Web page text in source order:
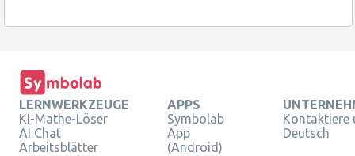
LERNWERKZEUGE
KI-Mathe-Löser
AI Chat
Arbeitsblätter
APPS
Symbolab
App
(Android)
Kontaktiere
Deutsch